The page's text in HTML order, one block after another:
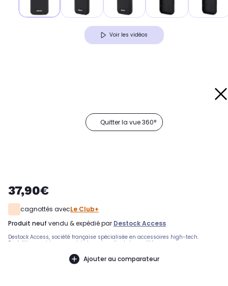
Voir les vidéos
Quitter la vue 360°
37,90€
cagnottés avecLe Club+
produit neuf vendu & expédié par Destock Access
Destock Access, société française spécialisée en accessoires high-tech.
Expédition rapide avec suivi et service client de qualité.
Ajouter au comparateur